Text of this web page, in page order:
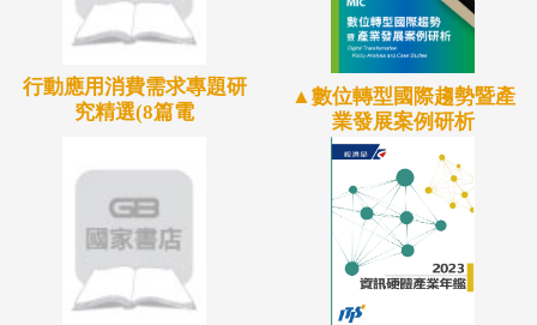
的需求。
電子商務方面，為持續刺激營收成長，相關業者正積
極導入AI相關技術，作為精進產品內容、提高廣告推
播效率與顧客滿意度之重要工具。
運輸業部份，自動駕駛方面，日本各汽車大廠已展開
國內外的研究與實驗計畫；智慧運輸服務則由電信商
為首，針對計程車、巴士等發展車隊派遣、停車管理
應用；業者也透過與國家／市府層級合作擴大實驗區
域，期待儘早走向商用化。
行動應用消費需求專題研
究精選(8篇電
▲數位轉型國際趨勢暨產
業發展案例研析